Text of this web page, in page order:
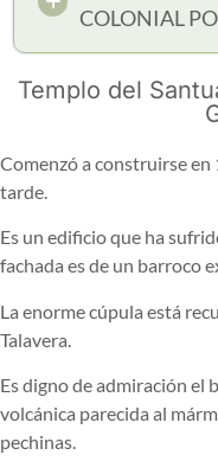
COLONIAL
Templo del
Comenzó a construirse en
tarde.
Es un edificio que ha
fachada es de un barroco
La enorme cúpula está
Talavera.
Es digno de admiración el
volcánica parecida al
pechinas.